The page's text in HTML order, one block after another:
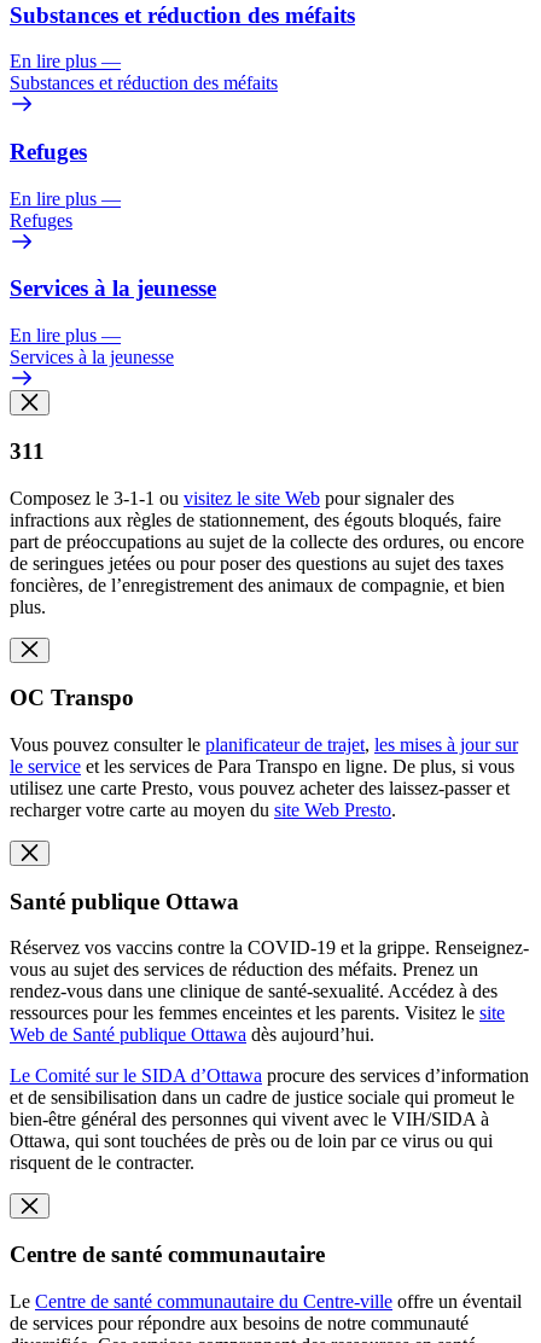
Substances et réduction des méfaits
En lire plus —
Substances et réduction des méfaits
Refuges
En lire plus —
Refuges
Services à la jeunesse
En lire plus —
Services à la jeunesse
311
Composez le 3-1-1 ou visitez le site Web pour signaler des
infractions aux règles de stationnement, des égouts bloqués, faire
part de préoccupations au sujet de la collecte des ordures, ou encore
de seringues jetées ou pour poser des questions au sujet des taxes
foncières, de l’enregistrement des animaux de compagnie, et bien
plus.
OC Transpo
Vous pouvez consulter le planificateur de trajet, les mises à jour sur
le service et les services de Para Transpo en ligne. De plus, si vous
utilisez une carte Presto, vous pouvez acheter des laissez-passer et
recharger votre carte au moyen du site Web Presto.
Santé publique Ottawa
Réservez vos vaccins contre la COVID-19 et la grippe. Renseignez-
vous au sujet des services de réduction des méfaits. Prenez un
rendez-vous dans une clinique de santé-sexualité. Accédez à des
ressources pour les femmes enceintes et les parents. Visitez le site
Web de Santé publique Ottawa dès aujourd’hui.
Le Comité sur le SIDA d’Ottawa procure des services d’information
et de sensibilisation dans un cadre de justice sociale qui promeut le
bien-être général des personnes qui vivent avec le VIH/SIDA à
Ottawa, qui sont touchées de près ou de loin par ce virus ou qui
risquent de le contracter.
Centre de santé communautaire
Le Centre de santé communautaire du Centre-ville offre un éventail
de services pour répondre aux besoins de notre communauté